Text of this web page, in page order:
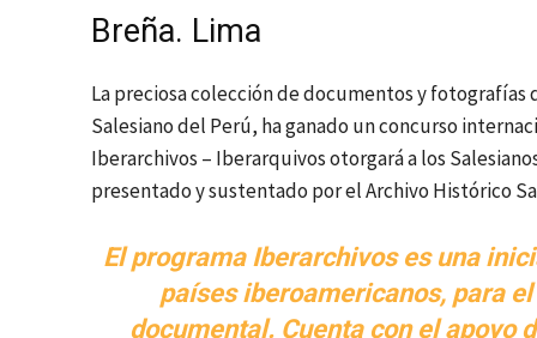
Breña. Lima
La preciosa colección de documentos y
Salesiano del Perú, ha ganado un concurso
Iberarchivos – Iberarquivos otorgará a los
presentado y sustentado por el Archivo Histórico
El programa Iberarchivos es una
países iberoamericanos, para
documental. Cuenta con el apoyo